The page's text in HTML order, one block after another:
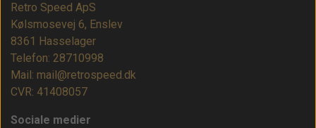
Retro Speed ApS
Kølsmosevej 6, Enslev
8361 Hasselager
Telefon: 28710998
Mail: mail@retrospeed.dk
CVR: 41408057
Sociale medier